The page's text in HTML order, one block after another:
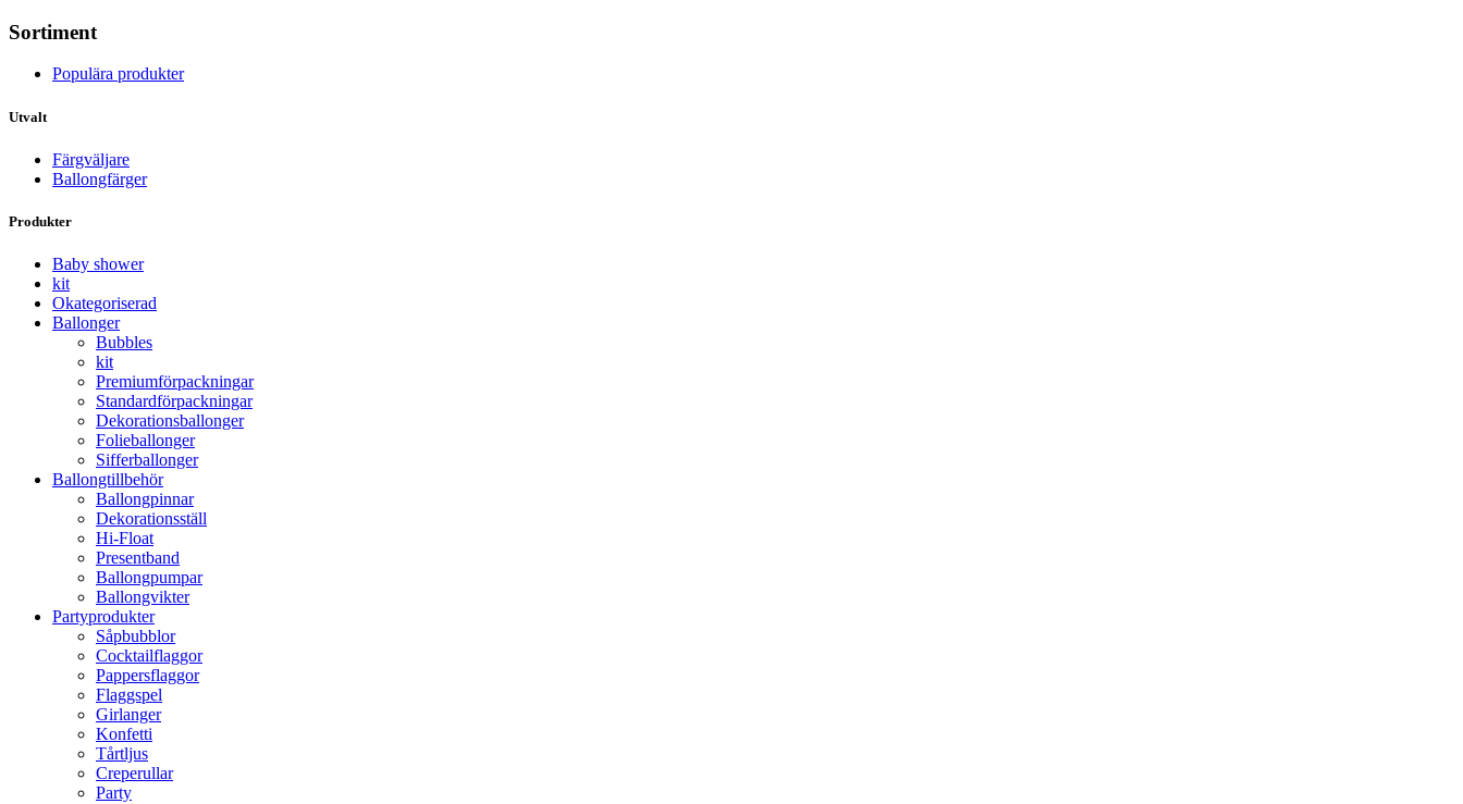
Sortiment
Populära produkter
Utvalt
Färgväljare
Ballongfärger
Produkter
Baby shower
kit
Okategoriserad
Ballonger
Bubbles
kit
Premium­förpackningar
Standard­­förpackningar
Dekorations­ballonger
Folie­­­ballonger
Siffer­­ballonger
Ballong­tillbehör
Ballongpinnar
Dekorationsställ
Hi-Float
Presentband
Ballongpumpar
Ballong­vikter
Party­­produkter
Såpbubblor
Cocktail­flaggor
Pappers­flaggor
Flaggspel
Girlanger
Konfetti
Tårtljus
Creperullar
Party